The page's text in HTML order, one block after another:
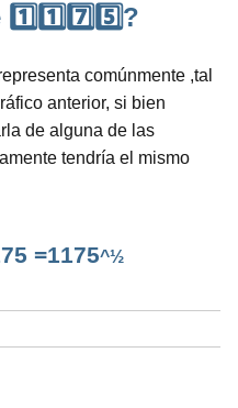
comúnmente ,tal
anterior, si bien
de alguna de las
tendría el mismo
=1175^½